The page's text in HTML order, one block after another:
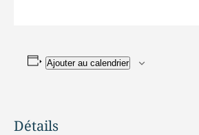
Ajouter au calendrier
Détails